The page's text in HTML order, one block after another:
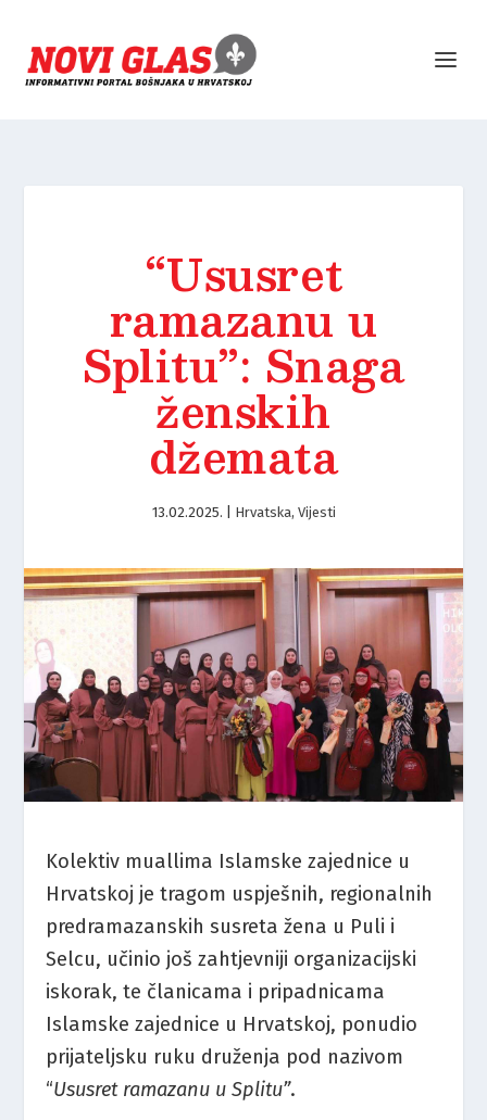
“Ususret
ramazanu u
Splitu”: Snaga
ženskih
džemata
13.02.2025. Hrvatska, Vijesti
Kolektiv muallima Islamske zajednice u
Hrvatskoj je tragom uspješnih, regionalnih
predramazanskih susreta žena u Puli i
Selcu, učinio još zahtjevniji organizacijski
iskorak, te članicama i pripadnicama
Islamske zajednice u Hrvatskoj, ponudio
prijateljsku ruku druženja pod nazivom
“Ususret ramazanu u Splitu”.